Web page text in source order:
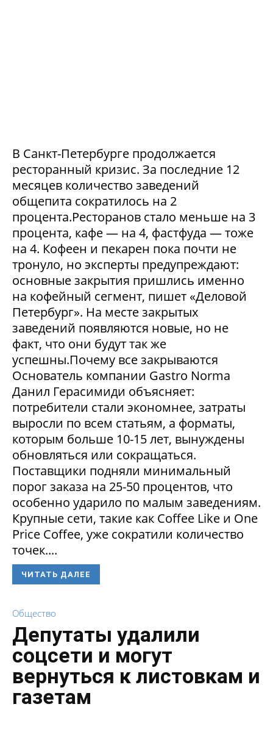
В Санкт-Петербурге продолжается
ресторанный кризис. За последние 12
месяцев количество заведений
общепита сократилось на 2
процента.Ресторанов стало меньше на 3
процента, кафе — на 4, фастфуда — тоже
на 4. Кофеен и пекарен пока почти не
тронуло, но эксперты предупреждают:
основные закрытия пришлись именно
на кофейный сегмент, пишет «Деловой
Петербург». На месте закрытых
заведений появляются новые, но не
факт, что они будут так же
успешны.Почему все закрываются
Основатель компании Gastro Norma
Данил Герасимиди объясняет:
потребители стали экономнее, затраты
выросли по всем статьям, а форматы,
которым больше 10-15 лет, вынуждены
обновляться или сокращаться.
Поставщики подняли минимальный
порог заказа на 25-50 процентов, что
особенно ударило по малым заведениям.
Крупные сети, такие как Coffee Like и One
Price Coffee, уже сократили количество
точек....
ЧИТАТЬ ДАЛЕЕ
Общество
Депутаты удалили
соцсети и могут
вернуться к листовкам и
газетам